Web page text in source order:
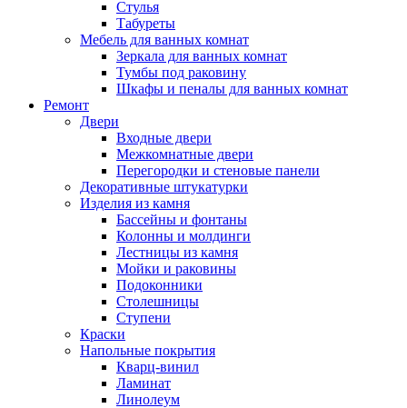
Стулья
Табуреты
Мебель для ванных комнат
Зеркала для ванных комнат
Тумбы под раковину
Шкафы и пеналы для ванных комнат
Ремонт
Двери
Входные двери
Межкомнатные двери
Перегородки и стеновые панели
Декоративные штукатурки
Изделия из камня
Бассейны и фонтаны
Колонны и молдинги
Лестницы из камня
Мойки и раковины
Подоконники
Столешницы
Ступени
Краски
Напольные покрытия
Кварц-винил
Ламинат
Линолеум